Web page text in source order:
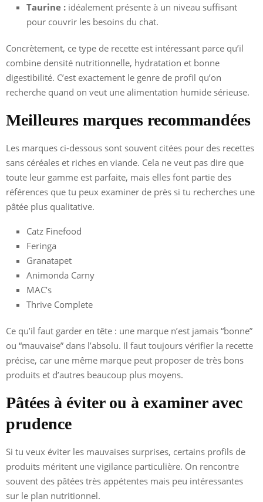
Taurine : idéalement présente à un niveau suffisant
pour couvrir les besoins du chat.
Concrètement, ce type de recette est intéressant parce qu’il
combine densité nutritionnelle, hydratation et bonne
digestibilité. C’est exactement le genre de profil qu’on
recherche quand on veut une alimentation humide sérieuse.
Meilleures marques recommandées
Les marques ci-dessous sont souvent citées pour des recettes
sans céréales et riches en viande. Cela ne veut pas dire que
toute leur gamme est parfaite, mais elles font partie des
références que tu peux examiner de près si tu recherches une
pâtée plus qualitative.
Catz Finefood
Feringa
Granatapet
Animonda Carny
MAC’s
Thrive Complete
Ce qu’il faut garder en tête : une marque n’est jamais “bonne”
ou “mauvaise” dans l’absolu. Il faut toujours vérifier la recette
précise, car une même marque peut proposer de très bons
produits et d’autres beaucoup plus moyens.
Pâtées à éviter ou à examiner avec
prudence
Si tu veux éviter les mauvaises surprises, certains profils de
produits méritent une vigilance particulière. On rencontre
souvent des pâtées très appétentes mais peu intéressantes
sur le plan nutritionnel.